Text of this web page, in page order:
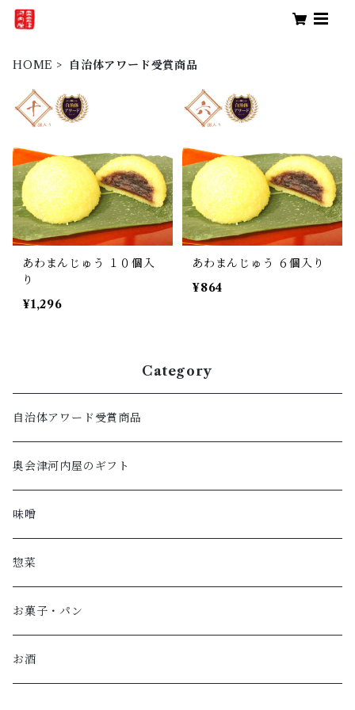
HOME 自治体アワード受賞商品
あわまんじゅう １０個入
り
¥1,296
あわまんじゅう ６個入り
¥864
Category
自治体アワード受賞商品
奥会津河内屋のギフト
味噌
惣菜
お菓子・パン
お酒